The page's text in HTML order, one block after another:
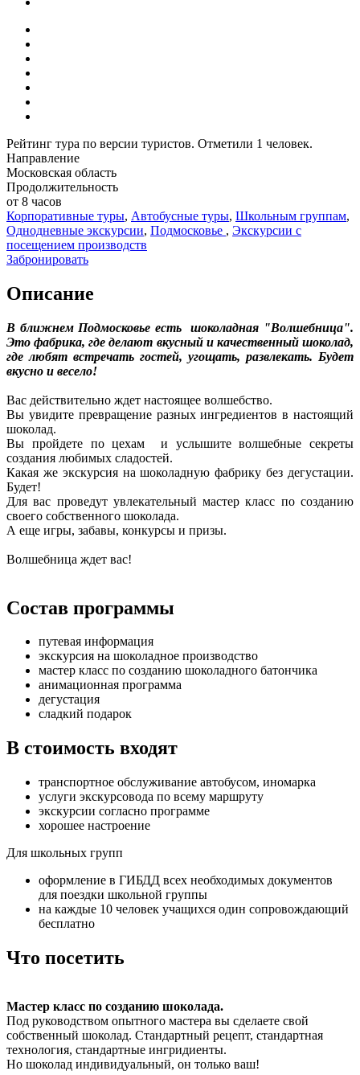
Рейтинг тура по версии туристов. Отметили 1 человек.
Направление
Московская область
Продолжительность
от 8 часов
Корпоративные туры, Автобусные туры, Школьным группам,
Однодневные экскурсии, Подмосковье , Экскурсии с
посещением производств
Забронировать
Описание
В ближнем Подмосковье есть шоколадная "Волшебница".
Это фабрика, где делают вкусный и качественный шоколад,
где любят встречать гостей, угощать, развлекать. Будет
вкусно и весело!
Вас действительно ждет настоящее волшебство.
Вы увидите превращение разных ингредиентов в настоящий
шоколад.
Вы пройдете по цехам и услышите волшебные секреты
создания любимых сладостей.
Какая же экскурсия на шоколадную фабрику без дегустации.
Будет!
Для вас проведут увлекательный мастер класс по созданию
своего собственного шоколада.
А еще игры, забавы, конкурсы и призы.
Волшебница ждет вас!
Состав программы
путевая информация
экскурсия на шоколадное производство
мастер класс по созданию шоколадного батончика
анимационная программа
дегустация
сладкий подарок
В стоимость входят
транспортное обслуживание автобусом, иномарка
услуги экскурсовода по всему маршруту
экскурсии согласно программе
хорошее настроение
Для школьных групп
оформление в ГИБДД всех необходимых документов
для поездки школьной группы
на каждые 10 человек учащихся один сопровождающий
бесплатно
Что посетить
Мастер класс по созданию шоколада.
Под руководством опытного мастера вы сделаете свой
собственный шоколад. Стандартный рецепт, стандартная
технология, стандартные ингридиенты.
Но шоколад индивидуальный, он только ваш!